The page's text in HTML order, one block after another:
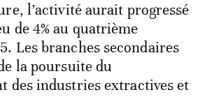
l’activité aurait progressé
de 4% au quatrième
Les branches secondaires
la poursuite du
des industries extractives et